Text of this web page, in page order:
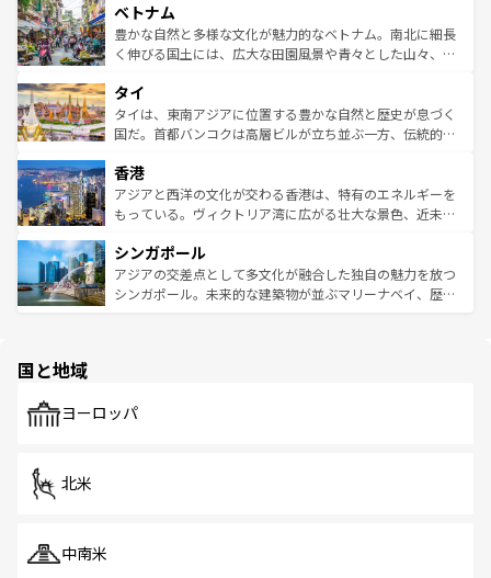
参照してほしい。
容にもいいと評判のスイーツなど、バラエティ豊かな料理
が味わえる。 なお、新着の台湾情報は コンテンツ一覧を参
照してほしい。
き、地方に足を延ばせば四季折々の自然美を楽しむことが
できる。そして、キムチや焼肉、絶品のストリートフード
まで、さまざまな韓国料理が待っている。夜には、韓国な
リティに包まれながら、韓国の多彩な魅力を心ゆくまで味
わってみてほしい。 なお、新着の韓国情報はコンテンツ一
覧を参照してほしい。
ベトナム
豊かな自然と多様な文化が魅力的なベトナム。南北に細長
く伸びる国土には、広大な田園風景や青々とした山々、世
急速な発展と共に伝統が息づく。ハノイの古い町並みやホ
ーチミン市のフランス統治時代の建物も、独特の雰囲気を
醸し出している。また、バラエティの豊かさとおいしさで
とつ。フォーやバインミー、ベトナムコーヒーなどは、ぜ
ひ現地で味わいたい。どの地域を訪れてもあたたかい人々
が旅行者を迎えてくれるので、きっと忘れられない旅にな
参照してほしい。
タイ
タイは、東南アジアに位置する豊かな自然と歴史が息づく
国だ。首都バンコクは高層ビルが立ち並ぶ一方、伝統的な
の活気が交差している。北部ではチェンマイなどの山岳地
帯で自然と触れ合い、南部ではプーケットやクラビの美し
いビーチでリゾート気分を楽しむことができる。タイ料理
激する。気候は一年中温暖で、どの季節にも異なる楽しみ
が待っている。親しみやすいタイの人々、仏教を中心とし
た文化、そして多様な観光資源が、訪れる旅人を魅了し続
香港
アジアと西洋の文化が交わる香港は、特有のエネルギーを
もっている。ヴィクトリア湾に広がる壮大な景色、近未来
み、どこを訪れても感動するはず。観光スポットが密集し
ており、効率よく見どころを回れるのも魅力。息をのむよ
うな絶景から文化的な体験まで、香港を存分に楽しみ尽く
シンガポール
アジアの交差点として多文化が融合した独自の魅力を放つ
シンガポール。未来的な建築物が並ぶマリーナベイ、歴史
で、ホーカーズは地元の風情を楽しめる外せないスポット
国と地域
ヨーロッパ
北米
中南米